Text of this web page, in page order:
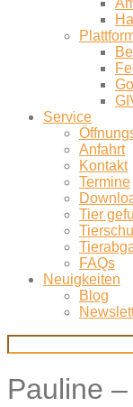
Service
Anfahrt
Kontakt
Termine
Tier
FAQs
Neuigkeiten
Blog
Pauline